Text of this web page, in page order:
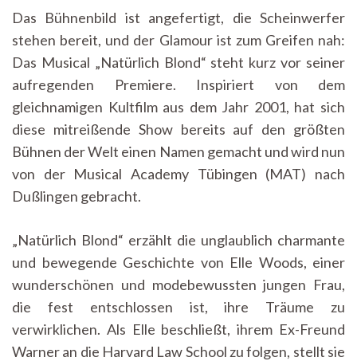
Das Bühnenbild ist angefertigt, die Scheinwerfer
stehen bereit, und der Glamour ist zum Greifen nah:
Das Musical „Natürlich Blond“ steht kurz vor seiner
aufregenden Premiere. Inspiriert von dem
gleichnamigen Kultfilm aus dem Jahr 2001, hat sich
diese mitreißende Show bereits auf den größten
Bühnen der Welt einen Namen gemacht und wird nun
von der Musical Academy Tübingen (MAT) nach
Dußlingen gebracht.
„Natürlich Blond“ erzählt die unglaublich charmante
und bewegende Geschichte von Elle Woods, einer
wunderschönen und modebewussten jungen Frau,
die fest entschlossen ist, ihre Träume zu
verwirklichen. Als Elle beschließt, ihrem Ex-Freund
Warner an die Harvard Law School zu folgen, stellt sie